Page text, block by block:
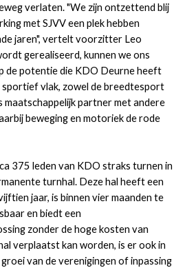
verlaten. "We zijn ontzettend blij
met SJVV een plek hebben
jaren", vertelt voorzitter Leo
gerealiseerd, kunnen we ons
de potentie die KDO Deurne heeft
vlak, zowel de breedtesport
maatschappelijk partner met andere
beweging en motoriek de rode
375 leden van KDO straks turnen in
turnhal. Deze hal heeft een
jaar, is binnen vier maanden te
en biedt een
zonder de hoge kosten van
verplaatst kan worden, is er ook in
van de verenigingen of inpassing